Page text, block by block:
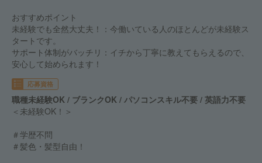
おすすめポイント
未経験でも全然大丈夫！：今働いている人のほとんどが未経験ス
タートです。
サポート体制がバッチリ：イチから丁寧に教えてもらえるので、
安心して始められます！
応募資格
職種未経験OK / ブランクOK / パソコンスキル不要 / 英語力不要
＜未経験OK！＞
＃学歴不問
＃髪色・髪型自由！